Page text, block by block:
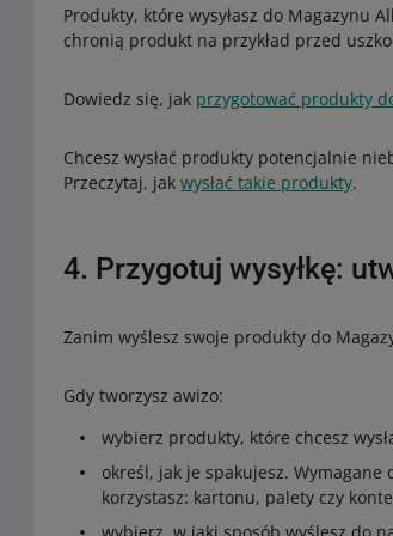
Produkty, które wysyłasz do Magazynu
chronią produkt na przykład przed
Dowiedz się, jak przygotować produkty
Chcesz wysłać produkty potencjalnie
Przeczytaj, jakwysłać takie produkty.
4. Przygotuj wysyłkę:
Zanim wyślesz swoje produkty do
Gdy tworzysz awizo:
wybierz produkty, które chcesz
określ, jak je spakujesz.
korzystasz: kartonu, palety czy